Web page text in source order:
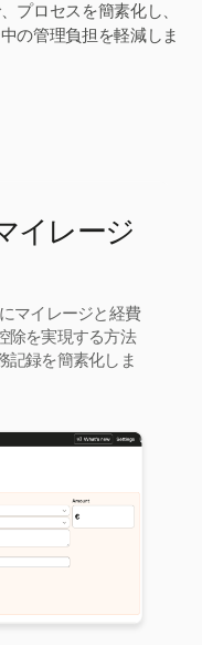
プロセスを簡素化し、
の管理負担を軽減しま
イレージ
マイレージと経費
除を実現する方法
記録を簡素化しま